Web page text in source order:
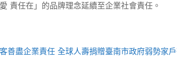
責任在」的品牌理念延續至企業社會責任。
善盡企業責任 全球人壽捐贈臺南市政府弱勢家